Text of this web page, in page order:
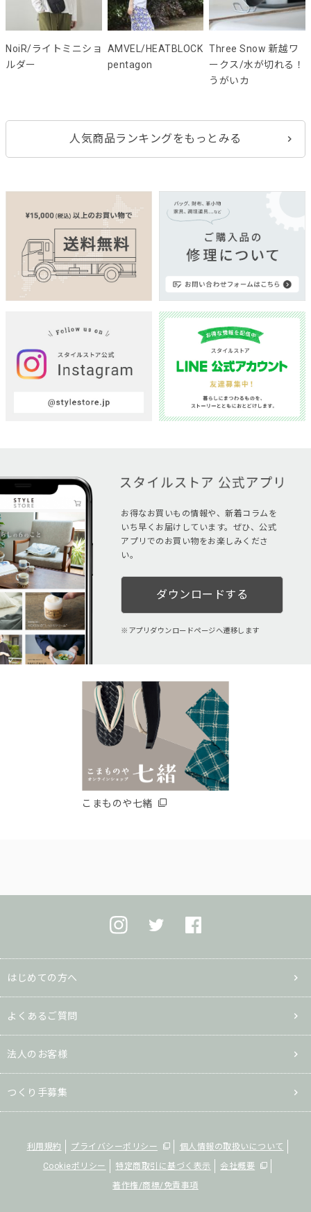
NoiR/ライトミニショ
ルダー
AMVEL/HEATBLOCK
pentagon
Three Snow 新越ワ
ークス/水が切れる！
うがいカ
人気商品ランキングをもっとみる
お得なお買いもの情報や、新着コラムを
いち早くお届けしています。ぜひ、公式
アプリでのお買い物をお楽しみくださ
い。
ダウンロードする
アプリダウンロードページへ遷移します
こまものや七緒
はじめての方へ
よくあるご質問
法人のお客様
つくり手募集
利用規約 プライバシーポリシー
個人情報の取扱いについて
Cookieポリシー
特定商取引に基づく表示
会社概要
著作権/商標/免責事項